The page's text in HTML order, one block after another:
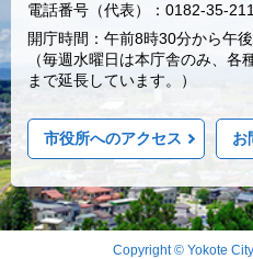
電話番号（代表）：0182-35-
開庁時間：午前8時30分から午
（毎週水曜日は本庁舎のみ、
まで延長しています。）
市役所へのアクセス お
Copyright © Yokote